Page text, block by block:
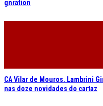
gnration
CA Vilar de Mouros. Lambrini
nas doze novidades do cartaz